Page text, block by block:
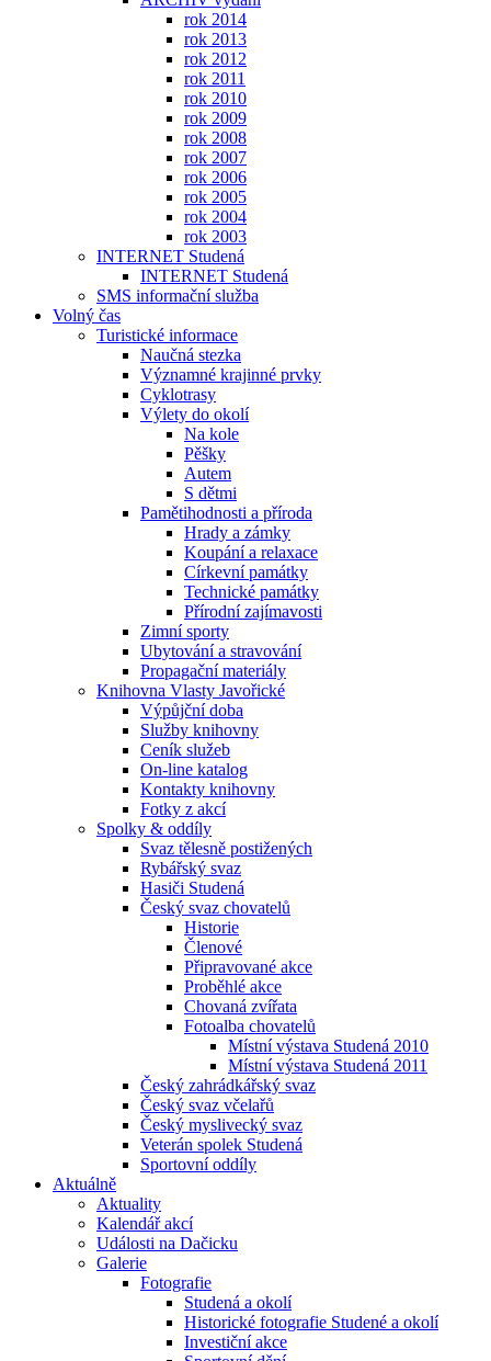
rok 2014
rok 2013
rok 2012
rok 2011
rok 2010
rok 2009
rok 2008
rok 2007
rok 2006
rok 2005
rok 2004
rok 2003
INTERNET Studená
INTERNET Studená
SMS informační služba
Volný čas
Turistické informace
Naučná stezka
Významné krajinné prvky
Cyklotrasy
Výlety do okolí
Na kole
Pěšky
Autem
S dětmi
Pamětihodnosti a příroda
Hrady a zámky
Koupání a relaxace
Církevní památky
Technické památky
Přírodní zajímavosti
Zimní sporty
Ubytování a stravování
Propagační materiály
Knihovna Vlasty Javořické
Výpůjční doba
Služby knihovny
Ceník služeb
On-line katalog
Kontakty knihovny
Fotky z akcí
Spolky & oddíly
Svaz tělesně postižených
Rybářský svaz
Hasiči Studená
Český svaz chovatelů
Historie
Členové
Připravované akce
Proběhlé akce
Chovaná zvířata
Fotoalba chovatelů
Místní výstava Studená 2010
Místní výstava Studená 2011
Český zahrádkářský svaz
Český svaz včelařů
Český myslivecký svaz
Veterán spolek Studená
Sportovní oddíly
Aktuálně
Aktuality
Kalendář akcí
Události na Dačicku
Galerie
Fotografie
Studená a okolí
Historické fotografie Studené a okolí
Investiční akce